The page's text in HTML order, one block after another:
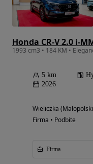
Honda CR-V 2.0 i-
5 km
2026
Wieliczka
Firma • Podbite
Firma